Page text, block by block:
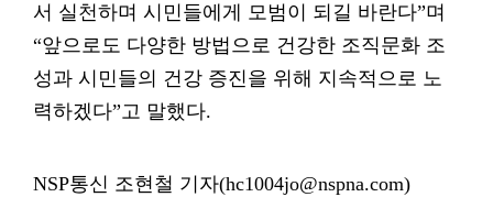
서 실천하며 시민들에게 모범이 되길 바란다”며
“앞으로도 다양한 방법으로 건강한 조직문화 조
성과 시민들의 건강 증진을 위해 지속적으로 노
력하겠다”고 말했다.
NSP통신 조현철 기자(hc1004jo@nspna.com)